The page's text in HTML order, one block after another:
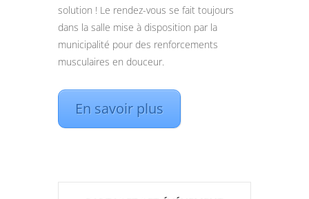
solution ! Le rendez-vous se fait toujours
dans la salle mise à disposition par la
municipalité pour des renforcements
musculaires en douceur.
En savoir plus